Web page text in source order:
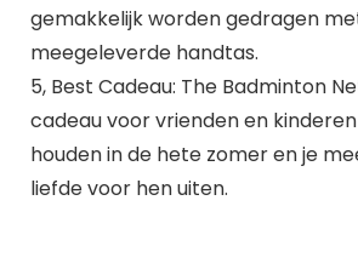
gemakkelijk worden gedragen
meegeleverde handtas.
5, Best Cadeau: The Badminton
cadeau voor vrienden en
houden in de hete zomer en je
liefde voor hen uiten.